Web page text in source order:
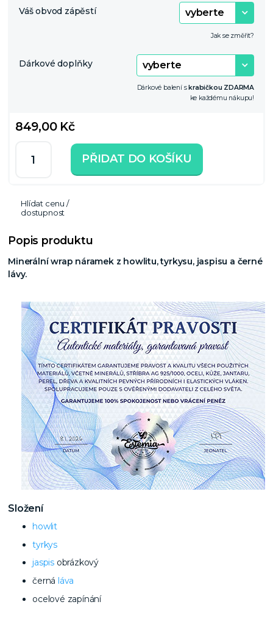
Váš obvod zápěstí
Jak se změřit?
Dárkové doplňky
Dárkové balení skrabičkou ZDARMA
ke každému nákupu!
849,00 Kč
PŘIDAT DO KOŠÍKU
Hlídat cenu /
dostupnost
Popis produktu
Minerální wrap náramek z howlitu, tyrkysu, jaspisu a černé
lávy.
Složení
howlit
tyrkys
jaspisobrázkový
černá láva
ocelové zapínání